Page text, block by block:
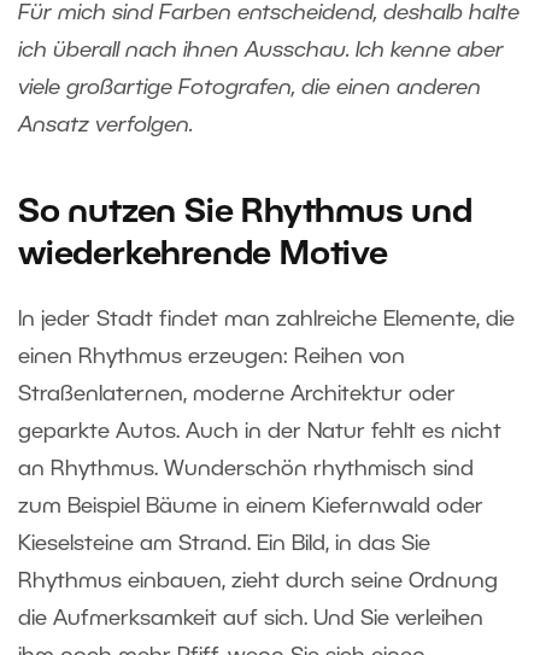
Für mich sind Farben entscheidend, deshalb halte
ich überall nach ihnen Ausschau. Ich kenne aber
viele großartige Fotografen, die einen anderen
Ansatz verfolgen.
So nutzen Sie Rhythmus und
wiederkehrende Motive
In jeder Stadt findet man zahlreiche Elemente, die
einen Rhythmus erzeugen: Reihen von
Straßenlaternen, moderne Architektur oder
geparkte Autos. Auch in der Natur fehlt es nicht
an Rhythmus. Wunderschön rhythmisch sind
zum Beispiel Bäume in einem Kiefernwald oder
Kieselsteine am Strand. Ein Bild, in das Sie
Rhythmus einbauen, zieht durch seine Ordnung
die Aufmerksamkeit auf sich. Und Sie verleihen